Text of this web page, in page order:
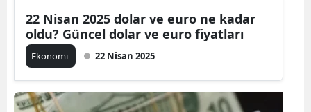
22 Nisan 2025 dolar ve euro ne kadar
oldu? Güncel dolar ve euro fiyatları
Ekonomi 22 Nisan 2025